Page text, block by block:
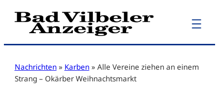
Zum
Inhalt
Nachrichten » Karben » Alle Vereine ziehen an einem
Strang – Okärber Weihnachtsmarkt